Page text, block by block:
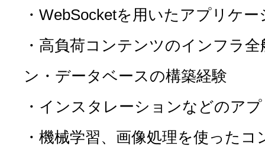
・WebSocketを用いたアプリケ
・高負荷コンテンツのインフラ
ン・データベースの構築経験
・インスタレーションなどのア
・機械学習、画像処理を使った